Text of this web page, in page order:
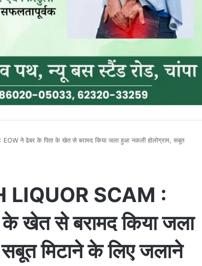
ने ढेबर के पिता के खेत से बरामद किया जला हुआ नकली होलोग्राम, सबूत
LIQUOR SCAM :
खेत से बरामद किया जला
मिटाने के लिए जलाने